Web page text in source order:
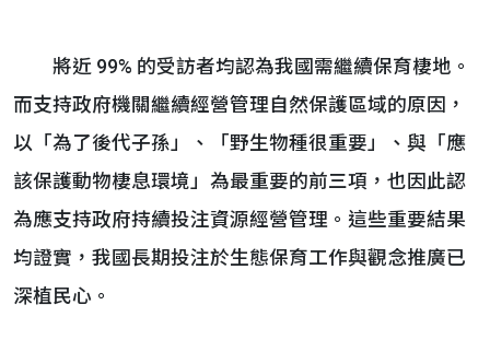
將近 99% 的受訪者均認為我國需繼續保育棲地。
而支持政府機關繼續經營管理自然保護區域的原因，
以「為了後代子孫」、「野生物種很重要」、與「應
該保護動物棲息環境」為最重要的前三項，也因此認
為應支持政府持續投注資源經營管理。這些重要結果
均證實，我國長期投注於生態保育工作與觀念推廣已
深植民心。